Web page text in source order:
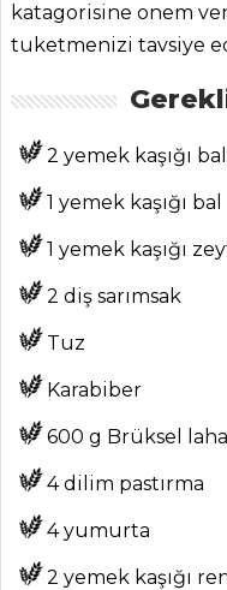
MENÜLER
Tüm
Kategoriler
katagorisine onem
tuketmenizi tavsiye
2 yemek kaşığı
1 yemek kaşığı bal
1 yemek kaşığı
2 diş sarımsak
Tuz
Karabiber
600 g Brüksel
4 dilim pastırma
4 yumurta
2 yemek kaşığı